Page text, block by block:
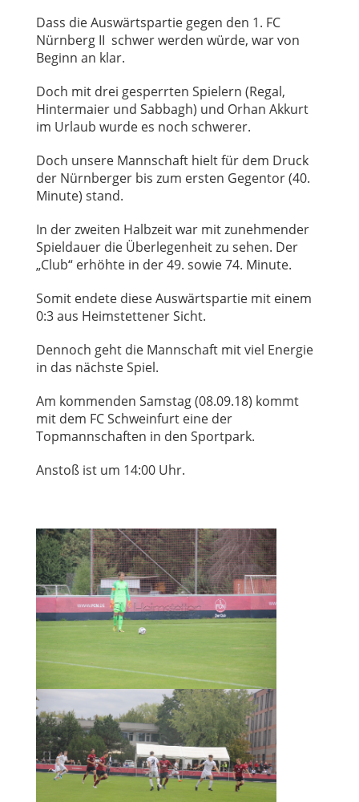
Dass die Auswärtspartie gegen den 1. FC
Nürnberg II schwer werden würde, war von
Beginn an klar.
Doch mit drei gesperrten Spielern (Regal,
Hintermaier und Sabbagh) und Orhan Akkurt
im Urlaub wurde es noch schwerer.
Doch unsere Mannschaft hielt für dem Druck
der Nürnberger bis zum ersten Gegentor (40.
Minute) stand.
In der zweiten Halbzeit war mit zunehmender
Spieldauer die Überlegenheit zu sehen. Der
„Club“ erhöhte in der 49. sowie 74. Minute.
Somit endete diese Auswärtspartie mit einem
0:3 aus Heimstettener Sicht.
Dennoch geht die Mannschaft mit viel Energie
in das nächste Spiel.
Am kommenden Samstag (08.09.18) kommt
mit dem FC Schweinfurt eine der
Topmannschaften in den Sportpark.
Anstoß ist um 14:00 Uhr.